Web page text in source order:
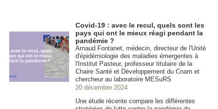
Covid-19 : avec le recul, quels sont les
pays qui ont le mieux réagi pendant la
pandémie ?
Arnaud Fontanet, médecin, directeur de l'Unité
d'épidémiologie des maladies émergentes à
l'Institut Pasteur, professeur titulaire de la
Chaire Santé et Développement du Cnam et
chercheur au laboratoire MESuRS
20 décembre 2024
Une étude récente compare les différentes